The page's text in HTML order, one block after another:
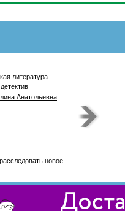
литература
серии "Дом сказок"!